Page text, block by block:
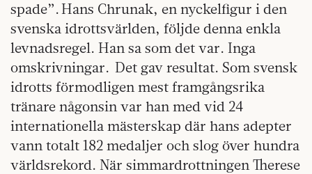
spade”. Hans Chrunak, en nyckelfigur i den
svenska idrottsvärlden, följde denna enkla
levnadsregel. Han sa som det var. Inga
omskrivningar. Det gav resultat. Som svensk
idrotts förmodligen mest framgångsrika
tränare någonsin var han med vid 24
internationella mästerskap där hans adepter
vann totalt 182 medaljer och slog över hundra
världsrekord. När simmardrottningen Therese